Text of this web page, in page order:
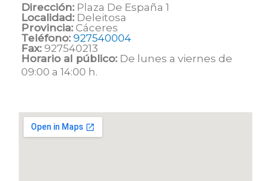
Dirección: Plaza De España 1
Localidad: Deleitosa
Provincia: Cáceres
Teléfono: 927540004
Fax: 927540213
Horario al público: De lunes a viernes de
09:00 a 14:00 h.